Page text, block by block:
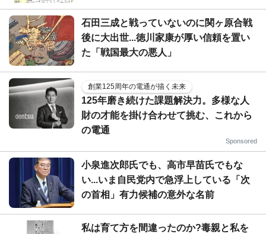
石田三成と戦っていないのに関ヶ原合戦
後に大出世...徳川家康が厚い信頼を置い
た「戦国最大の悪人」
創業125周年の電通が描く未来
125年磨き続けた課題解決力。多様な人
財の才能を掛け合わせて挑む、これから
の電通
Sponsored
小泉進次郎氏でも、高市早苗氏でもな
い...いま自民党内で急浮上している「次
の首相」有力候補の意外な名前
私は育て方を間違ったのか?毒親と私を